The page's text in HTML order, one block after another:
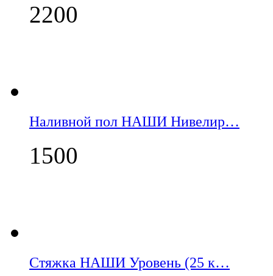
2200
Наливной пол НАШИ Нивелир…
1500
Стяжка НАШИ Уровень (25 к…